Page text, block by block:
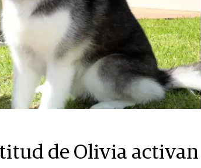
de Olivia activan